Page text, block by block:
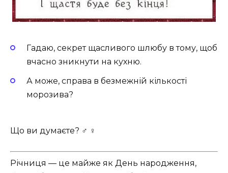
Гадаю, секрет щасливого шлюбу в тому, щоб
вчасно зникнути на кухню.
А може, справа в безмежній кількості
морозива?
Що ви думаєте? ‍♂️ ‍♀️
Річниця — це майже як День народження,